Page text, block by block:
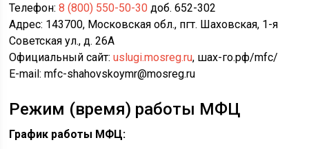
Телефон:8 (800) 550-50-30 доб. 652-302
Адрес: 143700, Московская обл., пгт. Шаховская, 1-я
Советская ул., д. 26А
Официальный сайт:uslugi.mosreg.ru, шах-го.рф/mfc/
E-mail: mfc-shahovskoymr@mosreg.ru
Режим (время) работы МФЦ
График работы МФЦ: